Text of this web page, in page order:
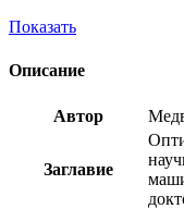
Показать
Описание
Автор
Заглавие